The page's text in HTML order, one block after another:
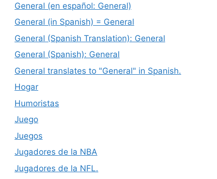
General (en español: General)
General (in Spanish) = General
General (Spanish Translation): General
General (Spanish): General
General translates to "General" in Spanish.
Hogar
Humoristas
Juego
Juegos
Jugadores de la NBA
Jugadores de la NFL.